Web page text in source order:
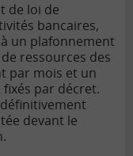
de loi de
bancaires,
un plafonnement
ressources des
par mois et un
par décret.
devant le